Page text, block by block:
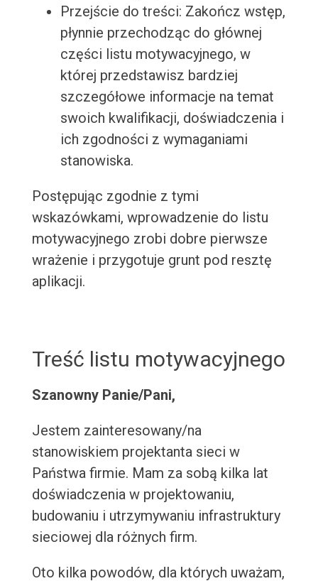
Przejście do treści: Zakończ wstęp,
płynnie przechodząc do głównej
części listu motywacyjnego, w
której przedstawisz bardziej
szczegółowe informacje na temat
swoich kwalifikacji, doświadczenia i
ich zgodności z wymaganiami
stanowiska.
Postępując zgodnie z tymi
wskazówkami, wprowadzenie do listu
motywacyjnego zrobi dobre pierwsze
wrażenie i przygotuje grunt pod resztę
aplikacji.
Treść listu motywacyjnego
Szanowny Panie/Pani,
Jestem zainteresowany/na
stanowiskiem projektanta sieci w
Państwa firmie. Mam za sobą kilka lat
doświadczenia w projektowaniu,
budowaniu i utrzymywaniu infrastruktury
sieciowej dla różnych firm.
Oto kilka powodów, dla których uważam,